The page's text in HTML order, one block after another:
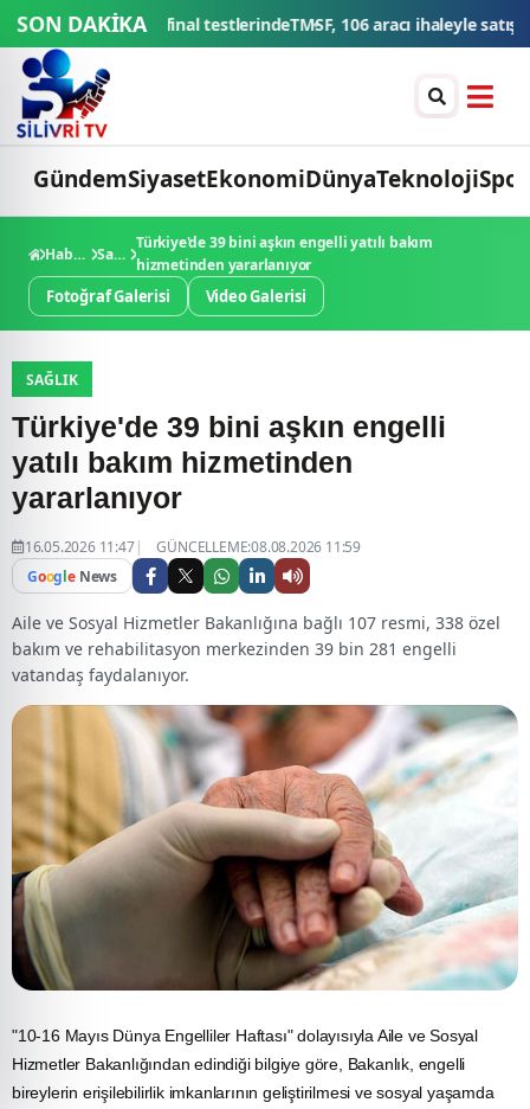
SON DAKİKA
aracı ihaleyle satışa sunacakDüğün konvoyuna ağır fatura: 540
GündemSiyasetEkonomiDünyaTeknolojiSpor
Haberler Sağlık
Türkiye'de 39 bini aşkın engelli yatılı bakım
hizmetinden yararlanıyor
Fotoğraf Galerisi Video Galerisi
SAĞLIK
Türkiye'de 39 bini aşkın engelli
yatılı bakım hizmetinden
yararlanıyor
16.05.2026 11:47
GÜNCELLEME:08.08.2026 11:59
Google News
Aile ve Sosyal Hizmetler Bakanlığına bağlı 107 resmi, 338 özel
bakım ve rehabilitasyon merkezinden 39 bin 281 engelli
vatandaş faydalanıyor.
"10-16 Mayıs Dünya Engelliler Haftası" dolayısıyla Aile ve Sosyal
Hizmetler Bakanlığından edindiği bilgiye göre, Bakanlık, engelli
bireylerin erişilebilirlik imkanlarının geliştirilmesi ve sosyal yaşamda